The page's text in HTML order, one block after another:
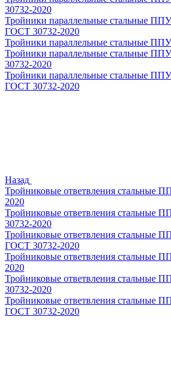
30732-2020
Тройники параллельные стальные
ГОСТ 30732-2020
Тройники параллельные стальные
Тройники параллельные стальные
30732-2020
Тройники параллельные стальные
ГОСТ 30732-2020
Назад
Тройниковые ответвления стальные
2020
Тройниковые ответвления
30732-2020
Тройниковые ответвления
ГОСТ 30732-2020
Тройниковые ответвления стальные
2020
Тройниковые ответвления
30732-2020
Тройниковые ответвления
ГОСТ 30732-2020